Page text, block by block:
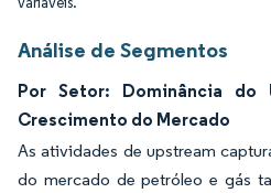
Análise de Segmentos
Por Setor: Dominância do
Crescimento do Mercado
As atividades de upstream
do mercado de petróleo e gás